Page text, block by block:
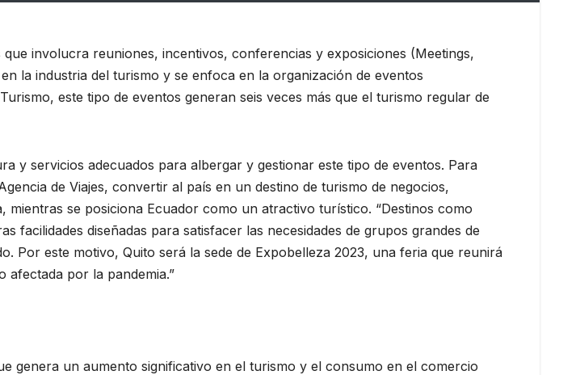
involucra reuniones, incentivos, conferencias y exposiciones (Meetings,
la industria del turismo y se enfoca en la organización de eventos
este tipo de eventos generan seis veces más que el turismo regular de
y servicios adecuados para albergar y gestionar este tipo de eventos. Para
de Viajes, convertir al país en un destino de turismo de negocios,
se posiciona Ecuador como un atractivo turístico. “Destinos como
diseñadas para satisfacer las necesidades de grupos grandes de
Por este motivo, Quito será la sede de Expobelleza 2023, una feria que reunirá
afectada por la pandemia.”
genera un aumento significativo en el turismo y el consumo en el comercio